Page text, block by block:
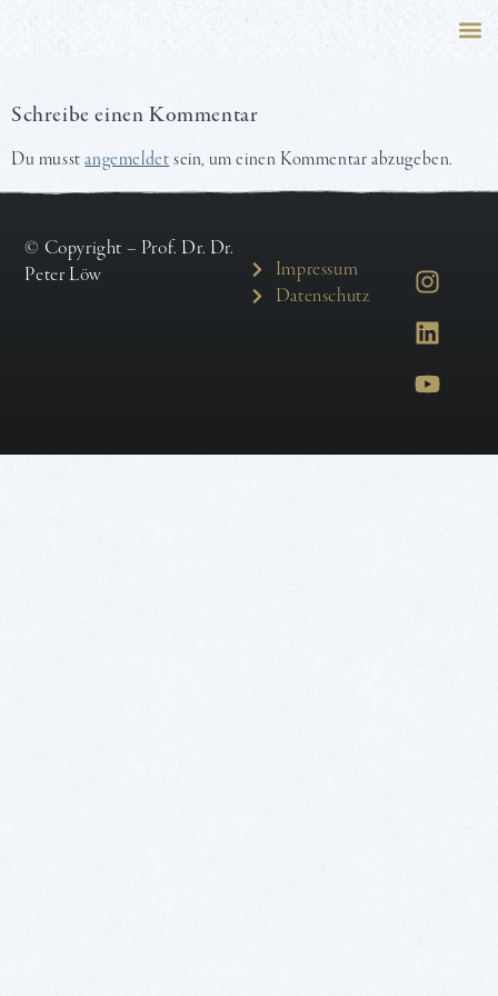
Schreibe einen Kommentar
Du musstangemeldetsein, um einen Kommentar abzugeben.
© Copyright – Prof. Dr. Dr.
Peter Löw
Impressum
Datenschutz